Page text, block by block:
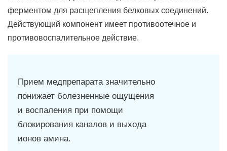
ферментом для расщепления белковых соединений.
Действующий компонент имеет противоотечное и
противовоспалительное действие.
Прием медпрепарата значительно
понижает болезненные ощущения
и воспаления при помощи
блокирования каналов и выхода
ионов амина.